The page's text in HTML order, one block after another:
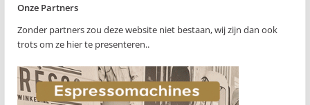
Onze Partners
Zonder partners zou deze website niet bestaan, wij zijn dan ook
trots om ze hier te presenteren..